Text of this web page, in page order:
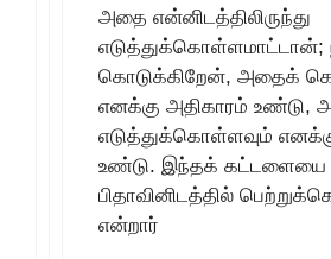
அதை என்னிடத்திலிருந்து
கொடுக்கிறேன், அதைக்
எனக்கு அதிகாரம் உண்டு,
எடுத்துக்கொள்ளவும்
உண்டு. இந்தக்
பிதாவினிடத்தில்
என்றார்